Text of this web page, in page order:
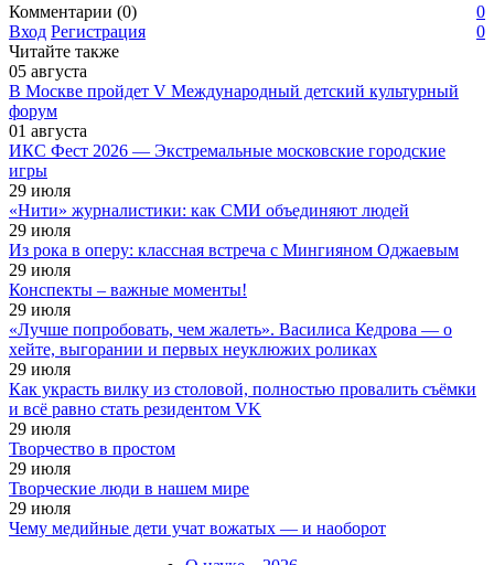
0
0
Комментарии (0)
Вход Регистрация
Читайте также
05 августа
В Москве пройдет V Международный детский культурный
форум
01 августа
ИКС Фест 2026 — Экстремальные московские городские
игры
29 июля
«Нити» журналистики: как СМИ объединяют людей
29 июля
Из рока в оперу: классная встреча с Мингияном Оджаевым
29 июля
Конспекты – важные моменты!
29 июля
«Лучше попробовать, чем жалеть». Василиса Кедрова — о
хейте, выгорании и первых неуклюжих роликах
29 июля
Как украсть вилку из столовой, полностью провалить съёмки
и всё равно стать резидентом VK
29 июля
Творчество в простом
29 июля
Творческие люди в нашем мире
29 июля
Чему медийные дети учат вожатых — и наоборот